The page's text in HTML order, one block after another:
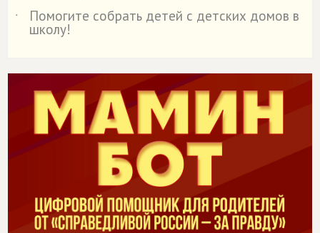
˙
Помогите собрать детей с детских домов в
школу!